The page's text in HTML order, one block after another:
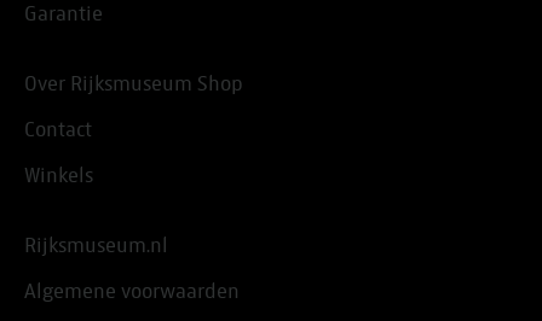
Garantie
Over Rijksmuseum Shop
Contact
Winkels
Rijksmuseum.nl
Algemene voorwaarden